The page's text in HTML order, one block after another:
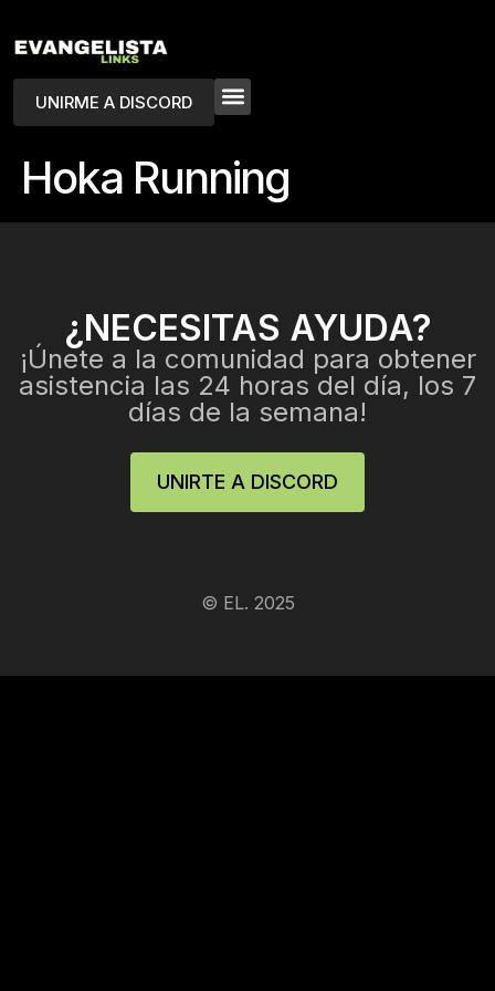
UNIRME A DISCORD
Hoka Running
¿NECESITAS AYUDA?
¡Únete a la comunidad para obtener
asistencia las 24 horas del día, los 7
días de la semana!
UNIRTE A DISCORD
© EL. 2025